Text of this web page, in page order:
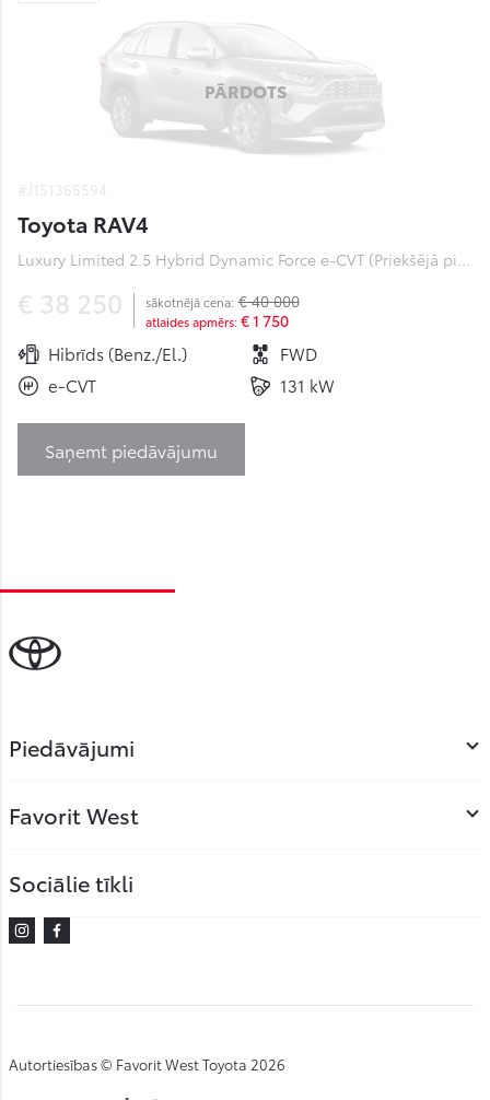
PĀRDOTS
Toyota RAV4
Luxury Limited 2.5 Hybrid Dynamic Force e-CVT (Priekšējā piedziņa) (131 kW)
€ 38 250 sākotnējā cena: € 40 000
atlaides apmērs: € 1 750
Hibrīds (Benz./El.)
FWD
e-CVT
131 kW
Saņemt piedāvājumu
Piedāvājumi
Favorit West
Sociālie tīkli
Instagram
Facebook
Autortiesības © Favorit West Toyota 2026